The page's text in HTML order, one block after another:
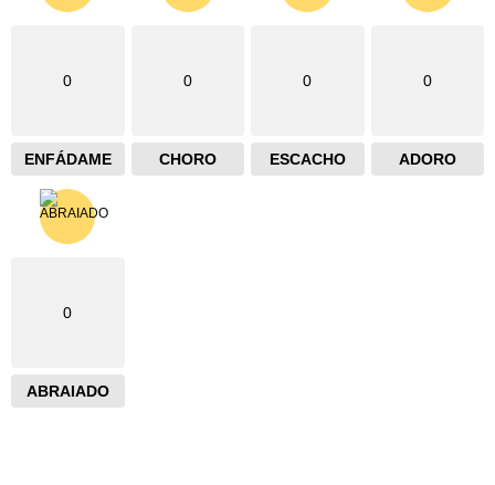
0
ENFÁDAME
0
CHORO
0
ESCACHO
0
ADORO
0
ABRAIADO